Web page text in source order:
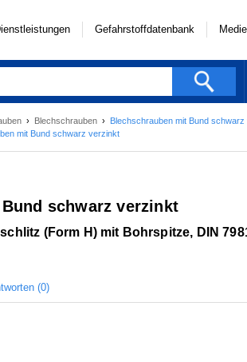
Gefahrstoffdatenbank
› Blechschrauben › Blechschrauben mit Bund
mit Bund schwarz verzinkt
schwarz verzinkt
(Form H) mit Bohrspitze, DIN
(0)